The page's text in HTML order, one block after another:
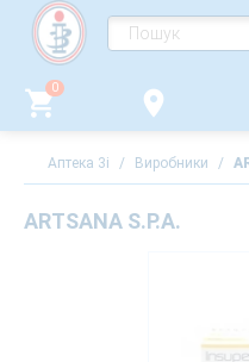
0
Аптека 3i / Виробники /
ARTSANA S.P.A.